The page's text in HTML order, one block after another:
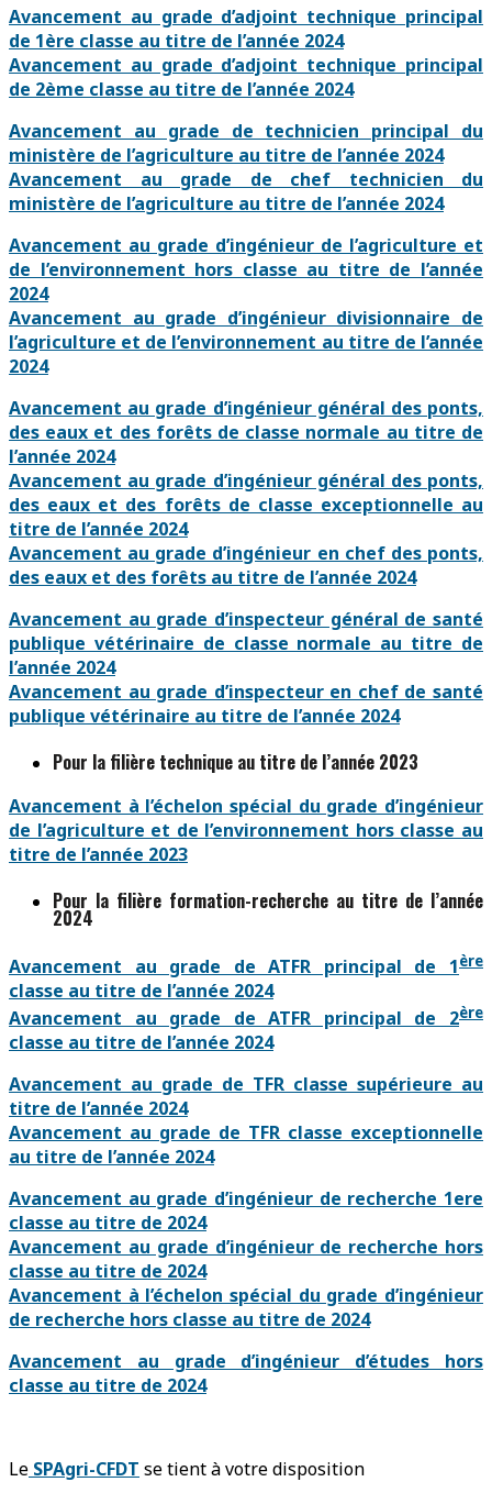
Avancement au grade d’adjoint technique principal
de 1ère classe au titre de l’année 2024
Avancement au grade d’adjoint technique principal
de 2ème classe au titre de l’année 2024
Avancement au grade de technicien principal du
ministère de l’agriculture au titre de l’année 2024
Avancement au grade de chef technicien du
ministère de l’agriculture au titre de l’année 2024
Avancement au grade d’ingénieur de l’agriculture et
de l’environnement hors classe au titre de l’année
2024
Avancement au grade d’ingénieur divisionnaire de
l’agriculture et de l’environnement au titre de l’année
2024
Avancement au grade d’ingénieur général des ponts,
des eaux et des forêts de classe normale au titre de
l’année 2024
Avancement au grade d’ingénieur général des ponts,
des eaux et des forêts de classe exceptionnelle au
titre de l’année 2024
Avancement au grade d’ingénieur en chef des ponts,
des eaux et des forêts au titre de l’année 2024
Avancement au grade d’inspecteur général de santé
publique vétérinaire de classe normale au titre de
l’année 2024
Avancement au grade d’inspecteur en chef de santé
publique vétérinaire au titre de l’année 2024
Pour la filière technique au titre de l’année 2023
Avancement à l’échelon spécial du grade d’ingénieur
de l’agriculture et de l’environnement hors classe au
titre de l’année 2023
Pour la filière formation-recherche au titre de l’année
2024
Avancement au grade de ATFR principal de 1ère
classe au titre de l’année 2024
Avancement au grade de ATFR principal de 2ère
classe au titre de l’année 2024
Avancement au grade de TFR classe supérieure au
titre de l’année 2024
Avancement au grade de TFR classe exceptionnelle
au titre de l’année 2024
Avancement au grade d’ingénieur de recherche 1ere
classe au titre de 2024
Avancement au grade d’ingénieur de recherche hors
classe au titre de 2024
Avancement à l’échelon spécial du grade d’ingénieur
de recherche hors classe au titre de 2024
Avancement au grade d’ingénieur d’études hors
classe au titre de 2024
Le SPAgri-CFDT se tient à votre disposition